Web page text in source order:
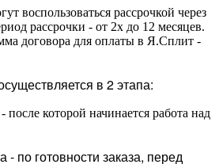
воспользоваться рассрочкой через
рассрочки - от 2х до 12 месяцев.
договора для оплаты в Я.Сплит -
в 2 этапа:
после которой начинается работа над
- по готовности заказа, перед